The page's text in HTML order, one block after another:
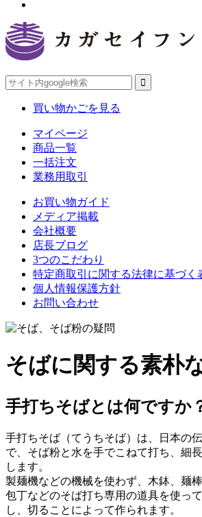
買い物かごを見る
マイページ
商品一覧
一括注文
業務用取引
お買い物ガイド
メディア掲載
会社概要
店長ブログ
3つのこだわり
特定商取引に関する法律に基づく
個人情報保護方針
お問い合わせ
そばに関する素朴
手打ちそばとは何ですか
手打ちそば（てうちそば）は、日本の
で、そば粉と水を手でこねて打ち、細
します。
製麺機などの機械を使わず、木鉢、麺
包丁などのそば打ち専用の道具を使っ
し、切ることによって作られます。